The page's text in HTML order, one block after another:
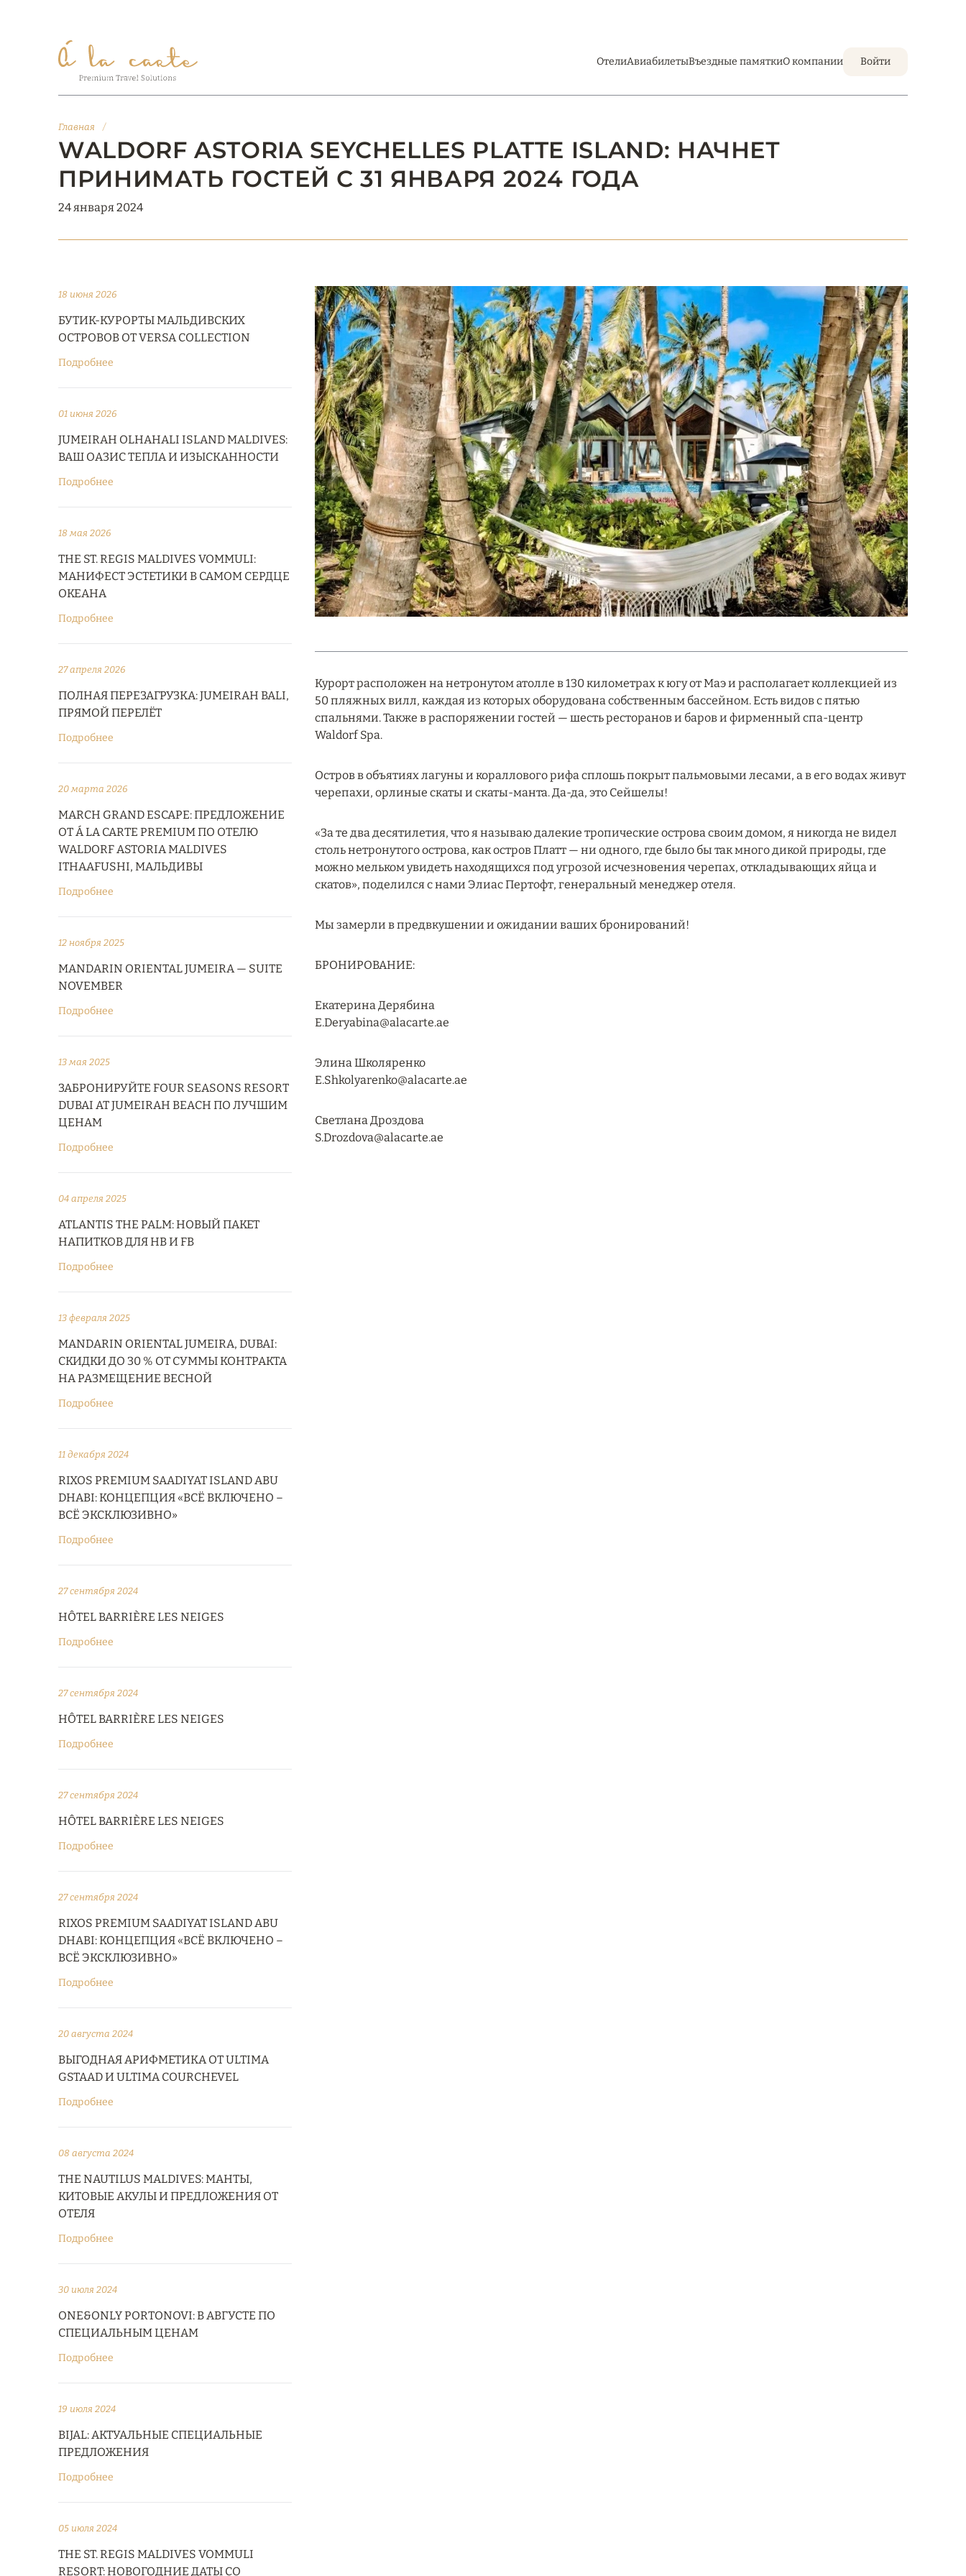
ОтелиАвиабилетыВъездные памяткиО компании Войти
Главная /
WALDORF ASTORIA SEYCHELLES PLATTE ISLAND: НАЧНЕТ
ПРИНИМАТЬ ГОСТЕЙ С 31 ЯНВАРЯ 2024 ГОДА
24 января 2024
18 июня 2026
БУТИК-КУРОРТЫ МАЛЬДИВСКИХ
ОСТРОВОВ ОТ VERSA COLLECTION
Подробнее
01 июня 2026
JUMEIRAH OLHAHALI ISLAND MALDIVES:
ВАШ ОАЗИС ТЕПЛА И ИЗЫСКАННОСТИ
Подробнее
18 мая 2026
THE ST. REGIS MALDIVES VOMMULI:
МАНИФЕСТ ЭСТЕТИКИ В САМОМ СЕРДЦЕ
ОКЕАНА
Подробнее
27 апреля 2026
ПОЛНАЯ ПЕРЕЗАГРУЗКА: JUMEIRAH BALI,
ПРЯМОЙ ПЕРЕЛЁТ
Подробнее
20 марта 2026
MARCH GRAND ESCAPE: ПРЕДЛОЖЕНИЕ
ОТ Á LA CARTE PREMIUM ПО ОТЕЛЮ
WALDORF ASTORIA MALDIVES
ITHAAFUSHI, МАЛЬДИВЫ
Подробнее
12 ноября 2025
MANDARIN ORIENTAL JUMEIRA — SUITE
NOVEMBER
Подробнее
13 мая 2025
ЗАБРОНИРУЙТЕ FOUR SEASONS RESORT
DUBAI AT JUMEIRAH BEACH ПО ЛУЧШИМ
ЦЕНАМ
Подробнее
04 апреля 2025
ATLANTIS THE PALM: НОВЫЙ ПАКЕТ
НАПИТКОВ ДЛЯ HB И FB
Подробнее
13 февраля 2025
MANDARIN ORIENTAL JUMEIRA, DUBAI:
СКИДКИ ДО 30 % ОТ СУММЫ КОНТРАКТА
НА РАЗМЕЩЕНИЕ ВЕСНОЙ
Подробнее
11 декабря 2024
RIXOS PREMIUM SAADIYAT ISLAND ABU
DHABI: КОНЦЕПЦИЯ «ВСЁ ВКЛЮЧЕНО –
ВСЁ ЭКСКЛЮЗИВНО»
Подробнее
27 сентября 2024
HÔTEL BARRIÈRE LES NEIGES
Подробнее
27 сентября 2024
HÔTEL BARRIÈRE LES NEIGES
Подробнее
27 сентября 2024
HÔTEL BARRIÈRE LES NEIGES
Подробнее
27 сентября 2024
RIXOS PREMIUM SAADIYAT ISLAND ABU
DHABI: КОНЦЕПЦИЯ «ВСЁ ВКЛЮЧЕНО –
ВСЁ ЭКСКЛЮЗИВНО»
Подробнее
20 августа 2024
ВЫГОДНАЯ АРИФМЕТИКА ОТ ULTIMA
GSTAAD И ULTIMA COURCHEVEL
Подробнее
08 августа 2024
THE NAUTILUS MALDIVES: МАНТЫ,
КИТОВЫЕ АКУЛЫ И ПРЕДЛОЖЕНИЯ ОТ
ОТЕЛЯ
Подробнее
30 июля 2024
ONE&ONLY PORTONOVI: В АВГУСТЕ ПО
СПЕЦИАЛЬНЫМ ЦЕНАМ
Подробнее
19 июля 2024
BIJAL: АКТУАЛЬНЫЕ СПЕЦИАЛЬНЫЕ
ПРЕДЛОЖЕНИЯ
Подробнее
05 июля 2024
THE ST. REGIS MALDIVES VOMMULI
RESORT: НОВОГОДНИЕ ДАТЫ СО
Курорт расположен на нетронутом атолле в 130 километрах к югу от Маэ и располагает коллекцией из
50 пляжных вилл, каждая из которых оборудована собственным бассейном. Есть видов с пятью
спальнями. Также в распоряжении гостей — шесть ресторанов и баров и фирменный спа-центр
Waldorf Spa.
Остров в объятиях лагуны и кораллового рифа сплошь покрыт пальмовыми лесами, а в его водах живут
черепахи, орлиные скаты и скаты-манта. Да-да, это Сейшелы!
«За те два десятилетия, что я называю далекие тропические острова своим домом, я никогда не видел
столь нетронутого острова, как остров Платт — ни одного, где было бы так много дикой природы, где
можно мельком увидеть находящихся под угрозой исчезновения черепах, откладывающих яйца и
скатов», поделился с нами Элиас Пертофт, генеральный менеджер отеля.
Мы замерли в предвкушении и ожидании ваших бронирований!
БРОНИРОВАНИЕ:
Екатерина Дерябина
E.Deryabina@alacarte.ae
Элина Школяренко
E.Shkolyarenko@alacarte.ae
Светлана Дроздова
S.Drozdova@alacarte.ae